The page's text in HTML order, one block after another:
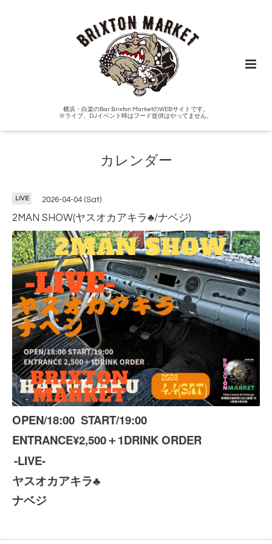
横浜・白楽のBar Brixton MarketのWEBサイトです。
※ライブ、DJイベント時はフード提供はやってません。
カレンダー
LIVE 2026-04-04 (Sat)
2MAN SHOW(ヤスオカアキラ♣️/ナベジ)
OPEN/18:00 START/19:00
ENTRANCE¥2,500＋1DRINK ORDER
-LIVE-
ヤスオカアキラ♣️
ナベジ